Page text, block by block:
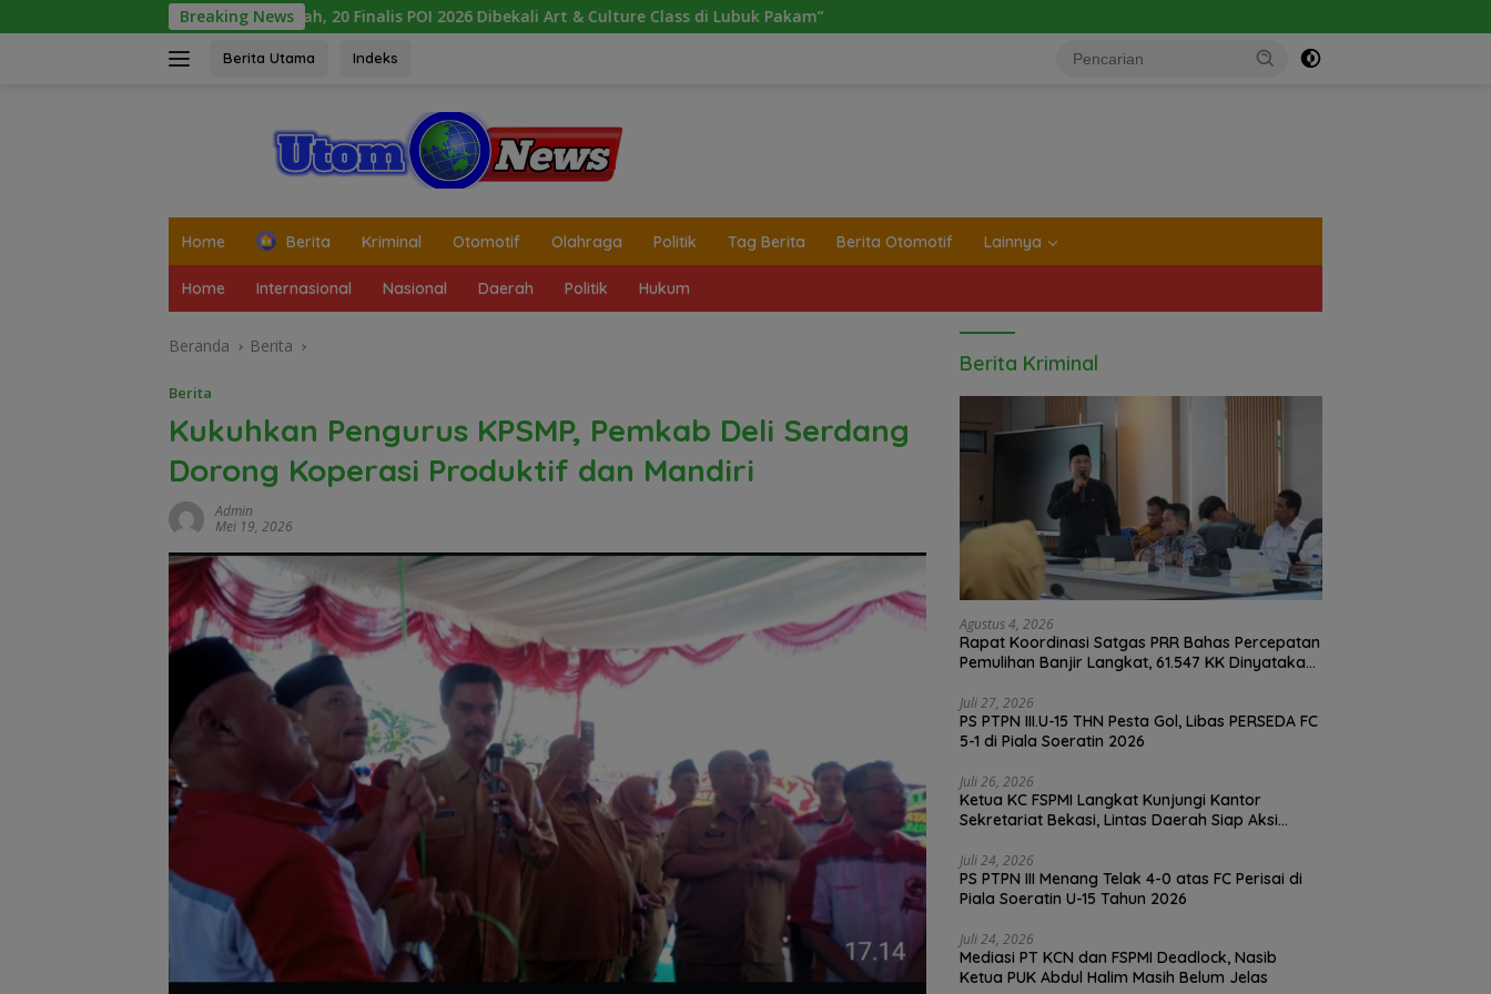
ke
Breaking News
Daerah, 20 Finalis POI 2026 Dibekali Art & Culture Class di Lubuk Pakam”
Berita Utama Indeks
Home Berita Kriminal Otomotif Olahraga Politik Tag Berita Berita Otomotif Lainnya
Home Internasional Nasional Daerah Politik Hukum
Beranda Berita
Berita
Kukuhkan Pengurus KPSMP, Pemkab Deli Serdang
Dorong Koperasi Produktif dan Mandiri
Admin
Mei 19, 2026
Berita Kriminal
Agustus 4, 2026
Rapat Koordinasi Satgas PRR Bahas Percepatan
Pemulihan Banjir Langkat, 61.547 KK Dinyatakan
Juli 27, 2026
PS PTPN III.U-15 THN Pesta Gol, Libas PERSEDA FC
5-1 di Piala Soeratin 2026
Juli 26, 2026
Ketua KC FSPMI Langkat Kunjungi Kantor
Sekretariat Bekasi, Lintas Daerah Siap Aksi
Juli 24, 2026
PS PTPN III Menang Telak 4-0 atas FC Perisai di
Piala Soeratin U-15 Tahun 2026
Juli 24, 2026
Mediasi PT KCN dan FSPMI Deadlock, Nasib